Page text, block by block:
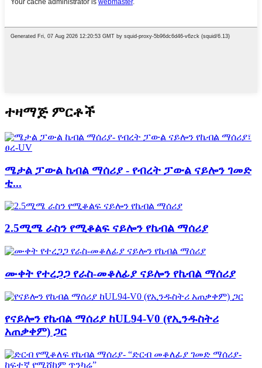
ተዛማጅ ምርቶች
ሜታል ፓውል ኬብል ማሰሪያ - የብረት ፓውል ናይሎን ገመድ
ቲ...
2.5ሚሜ ራስን የሚቆልፍ ናይሎን የኬብል ማሰሪያ
ሙቀት የተረጋጋ የራስ-መቆለፊያ ናይሎን የኬብል ማሰሪያ
የናይሎን የኬብል ማሰሪያ ከUL94-V0 (የኢንዱስትሪ
አጠቃቀም) ጋር